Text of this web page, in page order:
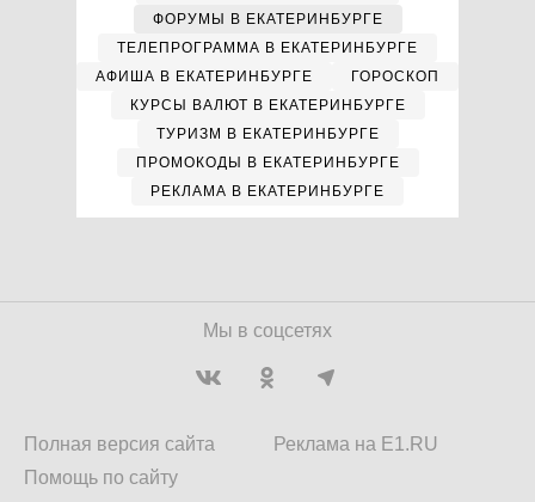
ФОРУМЫ В ЕКАТЕРИНБУРГЕ
ТЕЛЕПРОГРАММА В ЕКАТЕРИНБУРГЕ
АФИША В ЕКАТЕРИНБУРГЕ
ГОРОСКОП
КУРСЫ ВАЛЮТ В ЕКАТЕРИНБУРГЕ
ТУРИЗМ В ЕКАТЕРИНБУРГЕ
ПРОМОКОДЫ В ЕКАТЕРИНБУРГЕ
РЕКЛАМА В ЕКАТЕРИНБУРГЕ
Мы в соцсетях
Полная версия сайта
Помощь по сайту
Реклама на E1.RU